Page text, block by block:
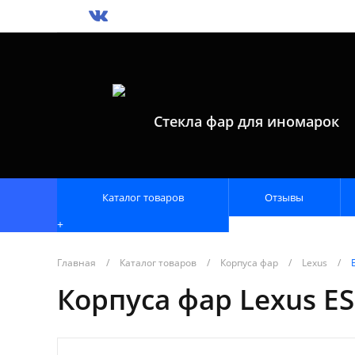
Стекла фар для иномарок
Каталог товаров
+
Отзывы
Главная / Каталог товаров / Корпуса фар / Lexus /
Корпуса фар Lexus ES